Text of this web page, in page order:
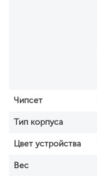
Чипсет
Тип корпуса
Цвет устройства
Вес